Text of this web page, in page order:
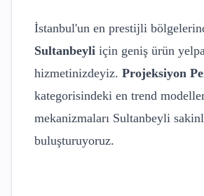
İstanbul'un en prestijli
Sultanbeyli için geniş ürün
hizmetinizdeyiz. Projeksiyon
kategorisindeki en trend
mekanizmaları Sultanbeyli
buluşturuyoruz.